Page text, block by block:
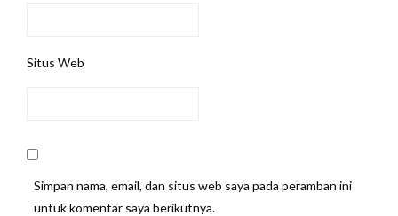
Situs Web
Simpan nama, email, dan situs web saya pada peramban ini
untuk komentar saya berikutnya.